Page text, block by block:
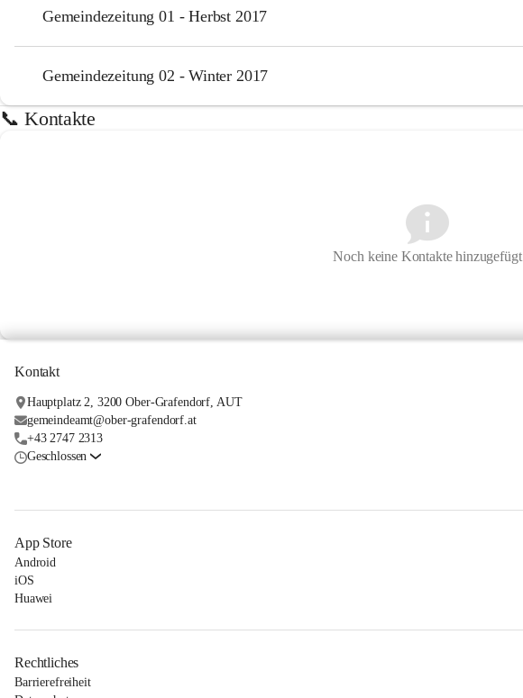
Gemeindezeitung 01 - Herbst 2017
Gemeindezeitung 02 - Winter 2017
📞 Kontakte
Noch keine Kontakte hinzugefügt
Kontakt
Hauptplatz 2, 3200 Ober-Grafendorf, AUT
gemeindeamt@ober-grafendorf.at
+43 2747 2313
Geschlossen
App Store
Android
iOS
Huawei
Rechtliches
Barrierefreiheit